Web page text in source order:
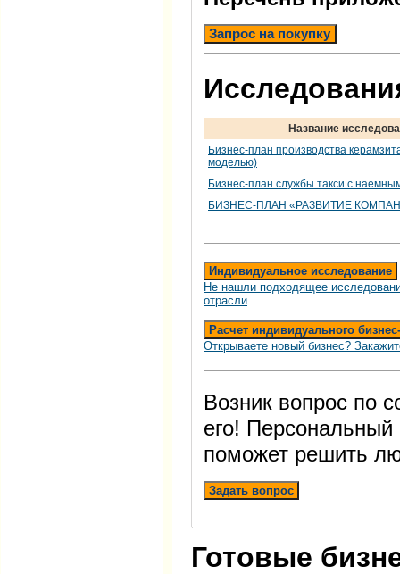
Запрос на покупку
Название
Бизнес-план производства
моделью)
Бизнес-план службы такси с
БИЗНЕС-ПЛАН «РАЗВИТИЕ
Индивидуальное исследование
Не нашли подходящее
отрасли
Расчет индивидуального
Открываете новый бизнес?
Возник вопрос по
его!
поможет решить
Задать вопрос
Готовые